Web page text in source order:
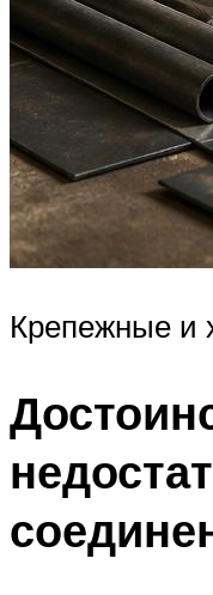
Крепежные и